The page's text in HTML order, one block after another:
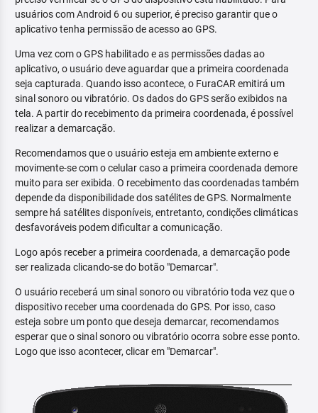
usuários com Android 6 ou superior, é preciso garantir que o
aplicativo tenha permissão de acesso ao GPS.
Uma vez com o GPS habilitado e as permissões dadas ao
aplicativo, o usuário deve aguardar que a primeira coordenada
seja capturada. Quando isso acontece, o FuraCAR emitirá um
sinal sonoro ou vibratório. Os dados do GPS serão exibidos na
tela. A partir do recebimento da primeira coordenada, é possível
realizar a demarcação.
Recomendamos que o usuário esteja em ambiente externo e
movimente-se com o celular caso a primeira coordenada demore
muito para ser exibida. O recebimento das coordenadas também
depende da disponibilidade dos satélites de GPS. Normalmente
sempre há satélites disponíveis, entretanto, condições climáticas
desfavoráveis podem dificultar a comunicação.
Logo após receber a primeira coordenada, a demarcação pode
ser realizada clicando-se do botão "Demarcar".
O usuário receberá um sinal sonoro ou vibratório toda vez que o
dispositivo receber uma coordenada do GPS. Por isso, caso
esteja sobre um ponto que deseja demarcar, recomendamos
esperar que o sinal sonoro ou vibratório ocorra sobre esse ponto.
Logo que isso acontecer, clicar em "Demarcar".